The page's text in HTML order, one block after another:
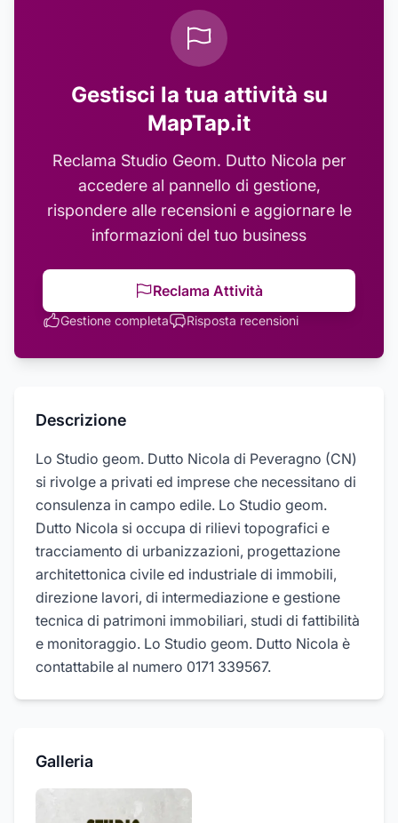
Gestisci la tua attività su
MapTap.it
Reclama Studio Geom. Dutto Nicola per
accedere al pannello di gestione,
rispondere alle recensioni e aggiornare le
informazioni del tuo business
Reclama Attività
Gestione completa Risposta recensioni
Descrizione
Lo Studio geom. Dutto Nicola di Peveragno (CN)
si rivolge a privati ed imprese che necessitano di
consulenza in campo edile. Lo Studio geom.
Dutto Nicola si occupa di rilievi topografici e
tracciamento di urbanizzazioni, progettazione
architettonica civile ed industriale di immobili,
direzione lavori, di intermediazione e gestione
tecnica di patrimoni immobiliari, studi di fattibilità
e monitoraggio. Lo Studio geom. Dutto Nicola è
contattabile al numero 0171 339567.
Galleria